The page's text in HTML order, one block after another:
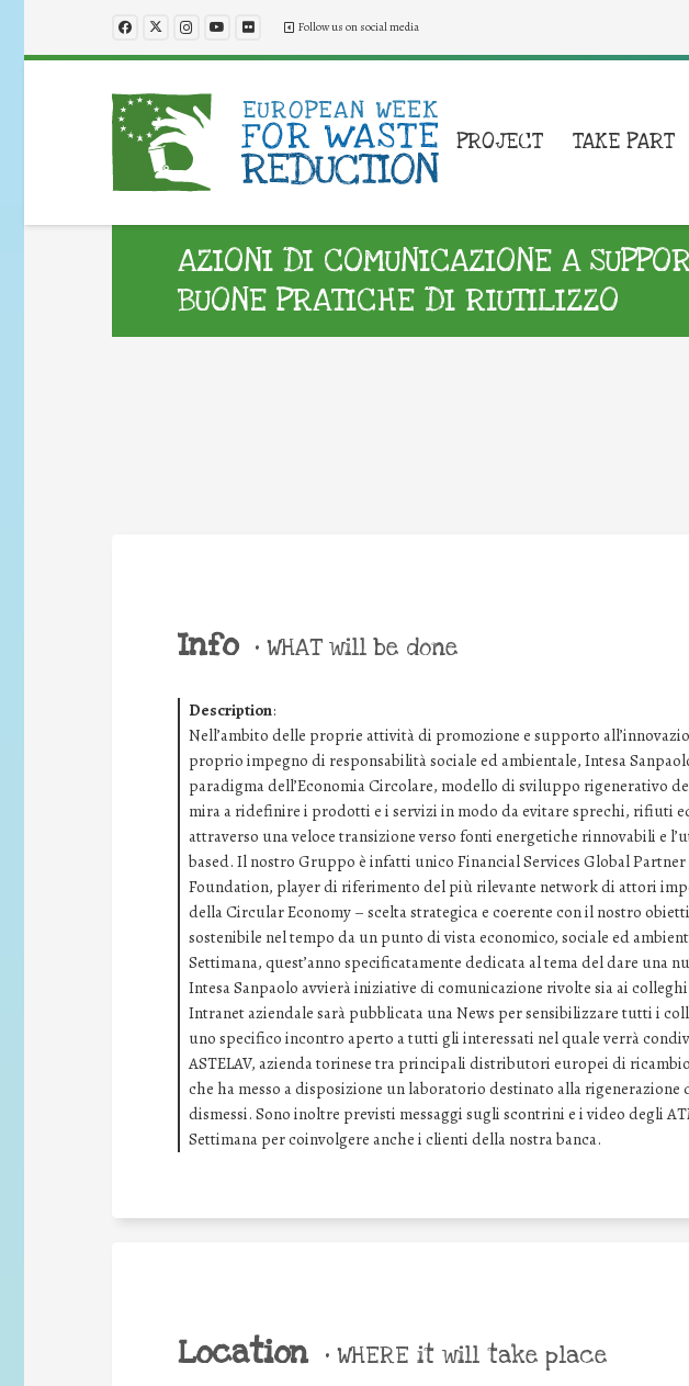
Follow us on social media
PROJECT TAKE PART
AZIONI DI COMUNICAZIONE A
BUONE PRATICHE DI RIUTILIZZO
Info • WHAT will be done
Description:
Nell’ambito delle proprie attività di promozione e supporto
proprio impegno di responsabilità sociale ed ambientale, Intesa
paradigma dell’Economia Circolare, modello di sviluppo rigenerativo
mira a ridefinire i prodotti e i servizi in modo da evitare sprechi, rifiuti
attraverso una veloce transizione verso fonti energetiche rinnovabili e
based. Il nostro Gruppo è infatti unico Financial Services Global
Foundation, player di riferimento del più rilevante network di attori
della Circular Economy – scelta strategica e coerente con il nostro
sostenibile nel tempo da un punto di vista economico, sociale ed
Settimana, quest’anno specificatamente dedicata al tema del dare una
Intesa Sanpaolo avvierà iniziative di comunicazione rivolte sia ai
Intranet aziendale sarà pubblicata una News per sensibilizzare tutti i
uno specifico incontro aperto a tutti gli interessati nel quale verrà
ASTELAV, azienda torinese tra principali distributori europei di
che ha messo a disposizione un laboratorio destinato alla rigenerazione
dismessi. Sono inoltre previsti messaggi sugli scontrini e i video degli
Settimana per coinvolgere anche i clienti della nostra banca.
Location • WHERE it will take place